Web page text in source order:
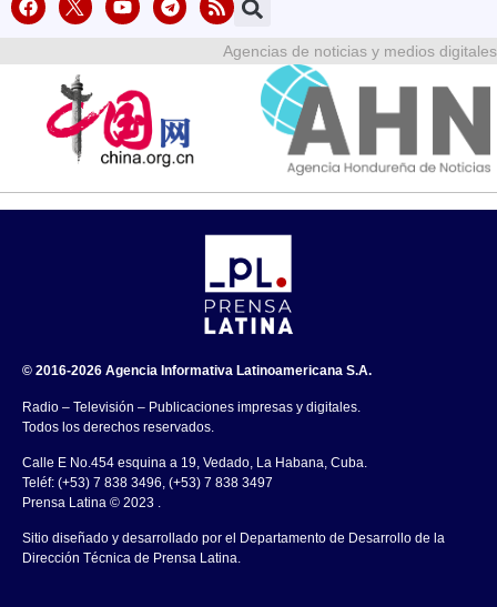
Agencias de noticias y medios digitales
© 2016-2026 Agencia Informativa Latinoamericana S.A.
Radio – Televisión – Publicaciones impresas y digitales.
Todos los derechos reservados.
Calle E No.454 esquina a 19, Vedado, La Habana, Cuba.
Teléf: (+53) 7 838 3496, (+53) 7 838 3497
Prensa Latina © 2023 .
Sitio diseñado y desarrollado por el Departamento de Desarrollo de la
Dirección Técnica de Prensa Latina.